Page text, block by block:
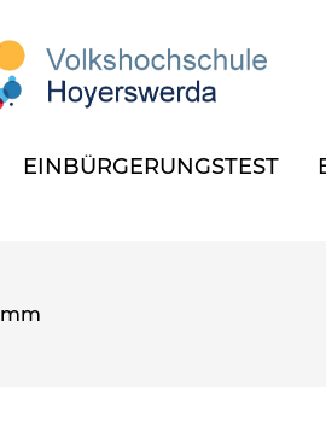
EINBÜRGERUNGSTEST